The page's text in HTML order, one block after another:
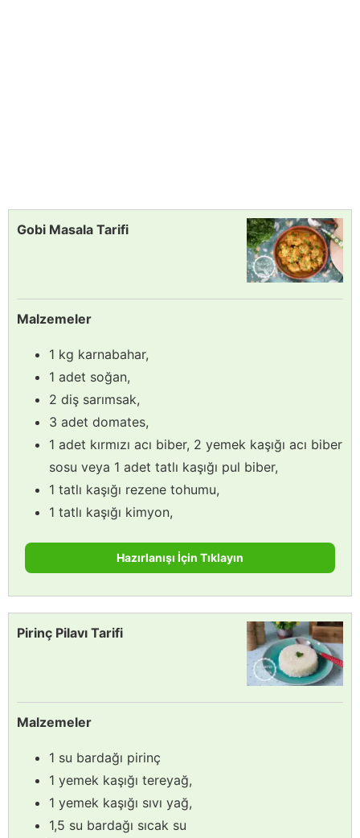
Gobi Masala Tarifi
Malzemeler
1 kg karnabahar,
1 adet soğan,
2 diş sarımsak,
3 adet domates,
1 adet kırmızı acı biber, 2 yemek kaşığı acı biber
sosu veya 1 adet tatlı kaşığı pul biber,
1 tatlı kaşığı rezene tohumu,
1 tatlı kaşığı kimyon,
Hazırlanışı İçin Tıklayın
Pirinç Pilavı Tarifi
Malzemeler
1 su bardağı pirinç
1 yemek kaşığı tereyağ,
1 yemek kaşığı sıvı yağ,
1,5 su bardağı sıcak su